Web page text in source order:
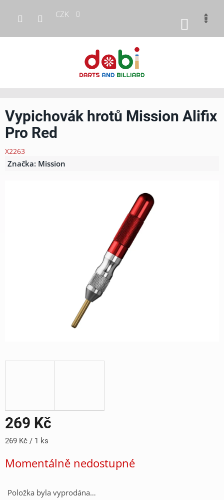
obsah
CZK
KOŠÍK
Vypichovák hrotů Mission Alifix
Pro Red
X2263
Značka: Mission
269 Kč
Měrná
269 Kč / 1 ks
Momentálně nedostupné
Položka byla vyprodána…